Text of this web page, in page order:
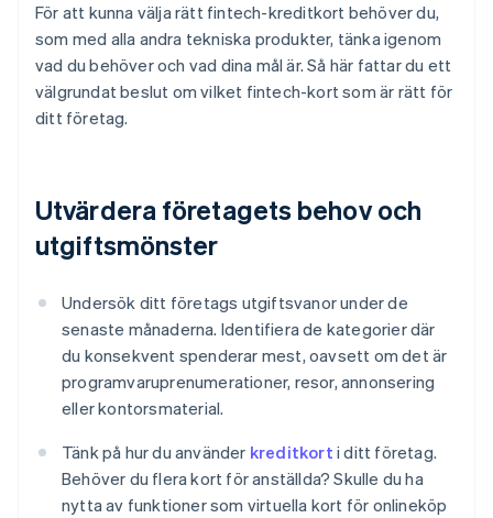
För att kunna välja rätt fintech-kreditkort behöver du,
som med alla andra tekniska produkter, tänka igenom
vad du behöver och vad dina mål är. Så här fattar du ett
välgrundat beslut om vilket fintech-kort som är rätt för
ditt företag.
Utvärdera företagets behov och
utgiftsmönster
Undersök ditt företags utgiftsvanor under de
senaste månaderna. Identifiera de kategorier där
du konsekvent spenderar mest, oavsett om det är
programvaruprenumerationer, resor, annonsering
eller kontorsmaterial.
Tänk på hur du använder kreditkort i ditt företag.
Behöver du flera kort för anställda? Skulle du ha
nytta av funktioner som virtuella kort för onlineköp